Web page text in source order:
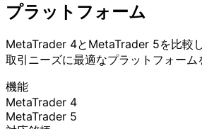
プラットフォーム
MetaTrader 4と MetaTrader 5を比較
取引ニーズに最適なプラットフォーム
機能
MetaTrader 4
MetaTrader 5